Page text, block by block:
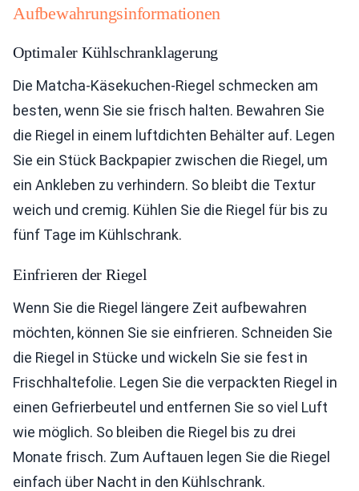
Aufbewahrungsinformationen
Optimaler Kühlschranklagerung
Die Matcha-Käsekuchen-Riegel schmecken am
besten, wenn Sie sie frisch halten. Bewahren Sie
die Riegel in einem luftdichten Behälter auf. Legen
Sie ein Stück Backpapier zwischen die Riegel, um
ein Ankleben zu verhindern. So bleibt die Textur
weich und cremig. Kühlen Sie die Riegel für bis zu
fünf Tage im Kühlschrank.
Einfrieren der Riegel
Wenn Sie die Riegel längere Zeit aufbewahren
möchten, können Sie sie einfrieren. Schneiden Sie
die Riegel in Stücke und wickeln Sie sie fest in
Frischhaltefolie. Legen Sie die verpackten Riegel in
einen Gefrierbeutel und entfernen Sie so viel Luft
wie möglich. So bleiben die Riegel bis zu drei
Monate frisch. Zum Auftauen legen Sie die Riegel
einfach über Nacht in den Kühlschrank.